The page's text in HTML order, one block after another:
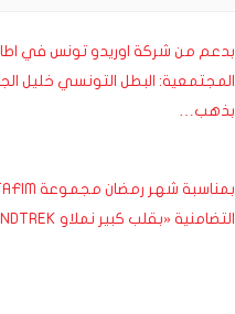
بدعم من شركة اوريدو تونس في
المجتمعية: البطل التونسي خليل
بذهب…
التضامنية «بقلب كبير نملاو LANDTREK الخير»